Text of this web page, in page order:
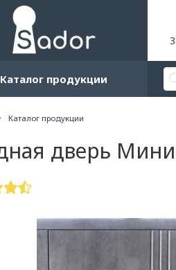
Каталог продукции
Каталог продукции
дверь